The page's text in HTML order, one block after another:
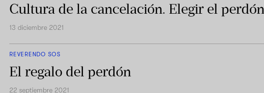
Cultura de la cancelación. Elegir el perdón
13 diciembre 2021
REVERENDO SOS
El regalo del perdón
22 septiembre 2021